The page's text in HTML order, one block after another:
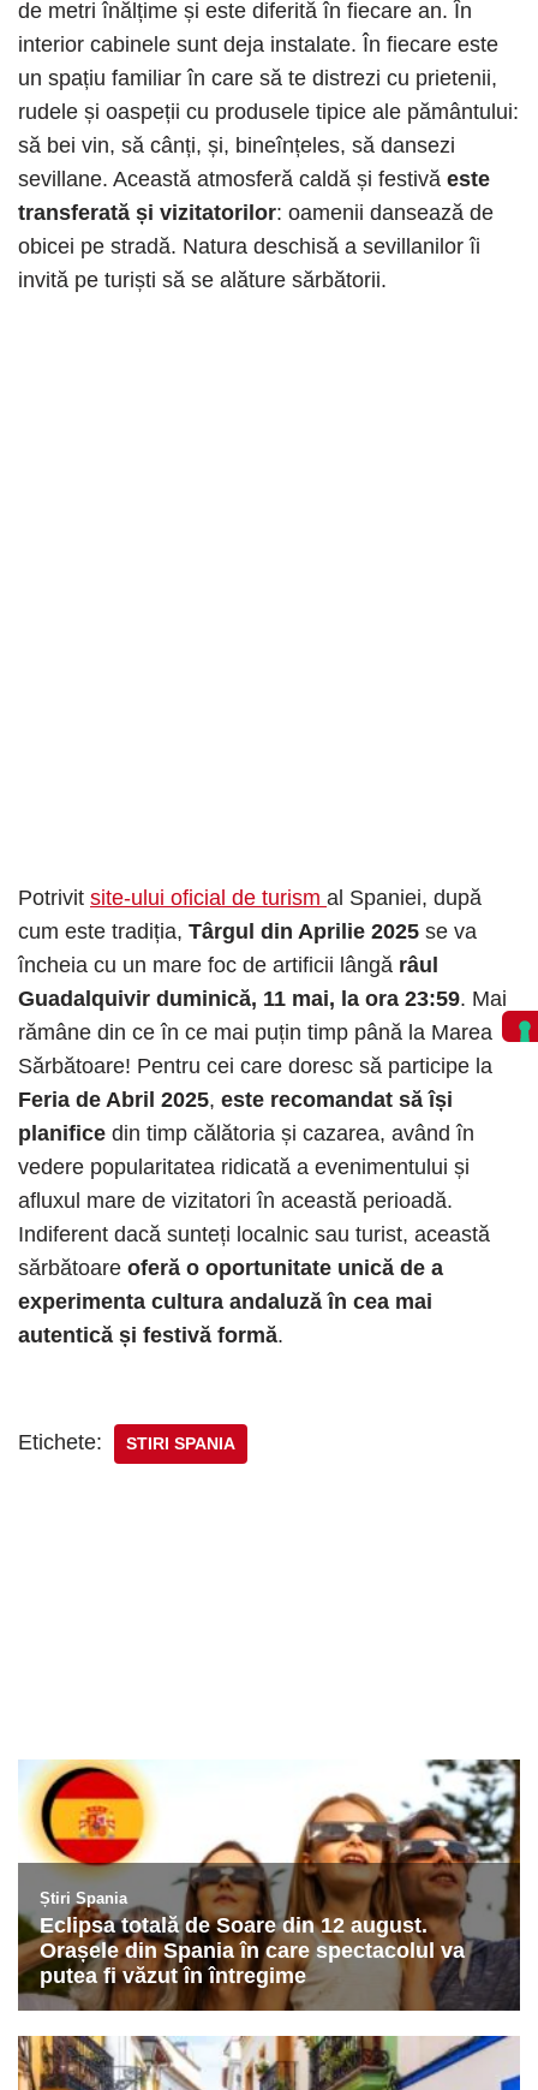
de metri înălțime și este diferită în fiecare an. În
interior cabinele sunt deja instalate. În fiecare este
un spațiu familiar în care să te distrezi cu prietenii,
rudele și oaspeții cu produsele tipice ale pământului:
să bei vin, să cânți, și, bineînțeles, să dansezi
sevillane. Această atmosferă caldă și festivă este
transferată și vizitatorilor: oamenii dansează de
obicei pe stradă. Natura deschisă a sevillanilor îi
invită pe turiști să se alăture sărbătorii.
Potrivit site-ului oficial de turism al Spaniei, după
cum este tradiția, Târgul din Aprilie 2025 se va
încheia cu un mare foc de artificii lângă râul
Guadalquivir duminică, 11 mai, la ora 23:59. Mai
rămâne din ce în ce mai puțin timp până la Marea
Sărbătoare! Pentru cei care doresc să participe la
Feria de Abril 2025, este recomandat să își
planifice din timp călătoria și cazarea, având în
vedere popularitatea ridicată a evenimentului și
afluxul mare de vizitatori în această perioadă.
Indiferent dacă sunteți localnic sau turist, această
sărbătoare oferă o oportunitate unică de a
experimenta cultura andaluză în cea mai
autentică și festivă formă.
Etichete: STIRI SPANIA